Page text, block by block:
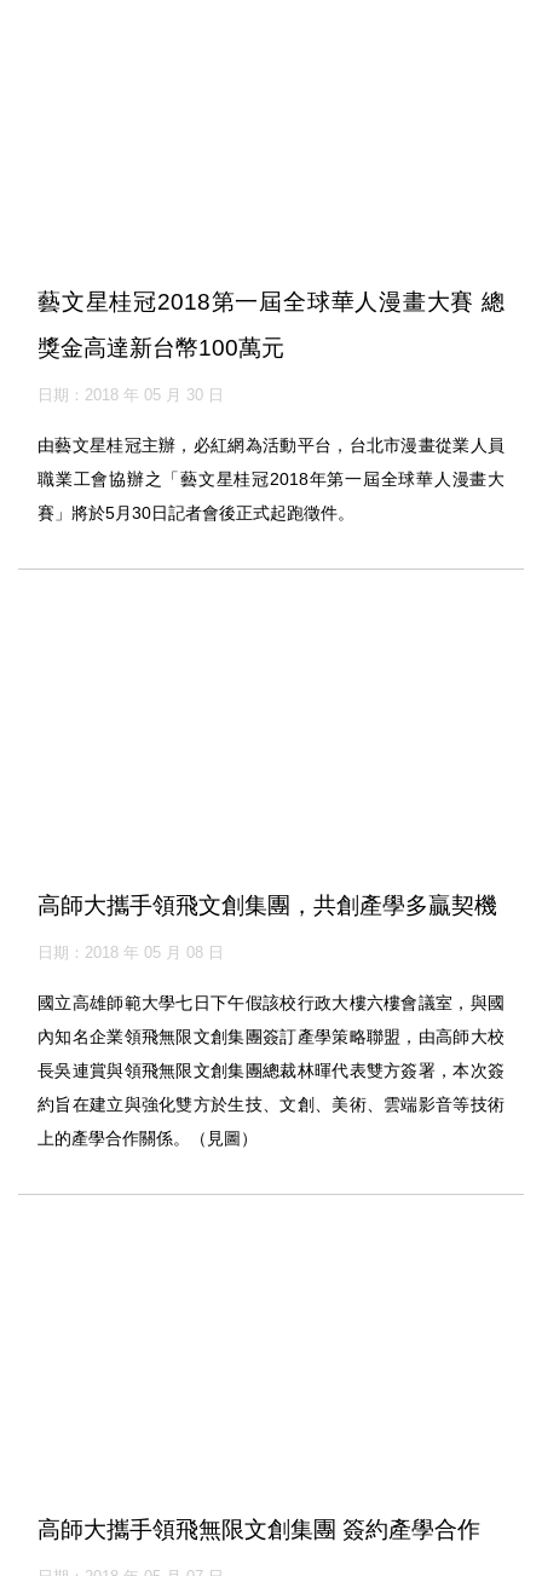
藝文星桂冠2018第一屆全球華人漫畫大賽 總
獎金高達新台幣100萬元
日期：2018 年 05 月 30 日
由藝文星桂冠主辦，必紅網為活動平台，台北市漫畫從業人員
職業工會協辦之「藝文星桂冠2018年第一屆全球華人漫畫大
賽」將於5月30日記者會後正式起跑徵件。
高師大攜手領飛文創集團，共創產學多贏契機
日期：2018 年 05 月 08 日
國立高雄師範大學七日下午假該校行政大樓六樓會議室，與國
內知名企業領飛無限文創集團簽訂產學策略聯盟，由高師大校
長吳連賞與領飛無限文創集團總裁林暉代表雙方簽署，本次簽
約旨在建立與強化雙方於生技、文創、美術、雲端影音等技術
上的產學合作關係。（見圖）
高師大攜手領飛無限文創集團 簽約產學合作